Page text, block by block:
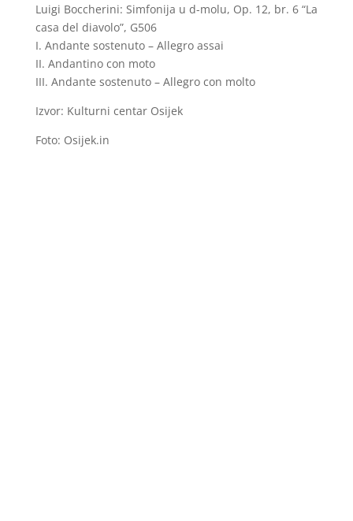
Luigi Boccherini: Simfonija u d-molu, Op. 12, br. 6 “La
casa del diavolo”, G506
I. Andante sostenuto – Allegro assai
II. Andantino con moto
III. Andante sostenuto – Allegro con molto
Izvor: Kulturni centar Osijek
Foto: Osijek.in